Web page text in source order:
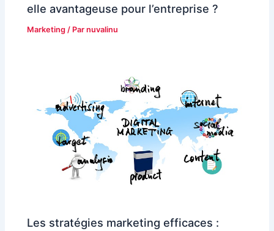
elle avantageuse pour l’entreprise ?
Marketing / Parnuvalinu
Les stratégies marketing efficaces :